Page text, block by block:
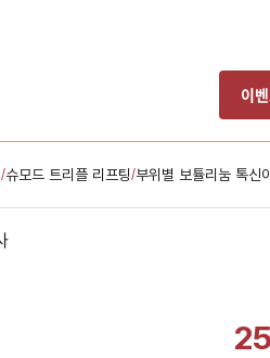
이
/슈모드 트리플 리프팅/부위별 보튤리눔 톡신